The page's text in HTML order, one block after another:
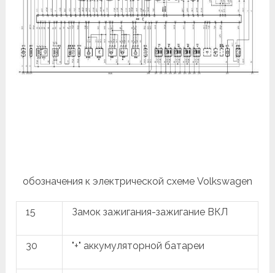
обозначения к электрической схеме Volkswagen
15 Замок зажигания-зажигание ВКЛ
30 "+" аккумуляторной батареи